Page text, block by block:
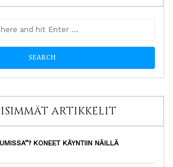
ARTIKKELIT
KONEET KÄYNTIIN NÄILLÄ